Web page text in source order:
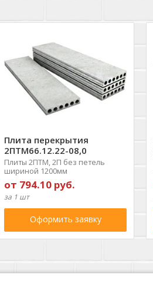
Плита перекрытия
2ПТМ66.12.22-08,0
Плиты 2ПТМ, 2П без петель
шириной 1200мм
от 794.10 руб.
за 1 шт
Оформить заявку